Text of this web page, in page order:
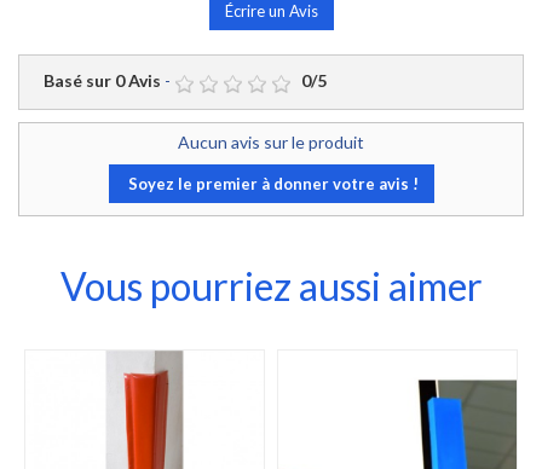
Écrire un Avis
Basé sur 0Avis - 0/5
Aucun avis sur le produit
Soyez le premier à donner votre avis !
Vous pourriez aussi aimer